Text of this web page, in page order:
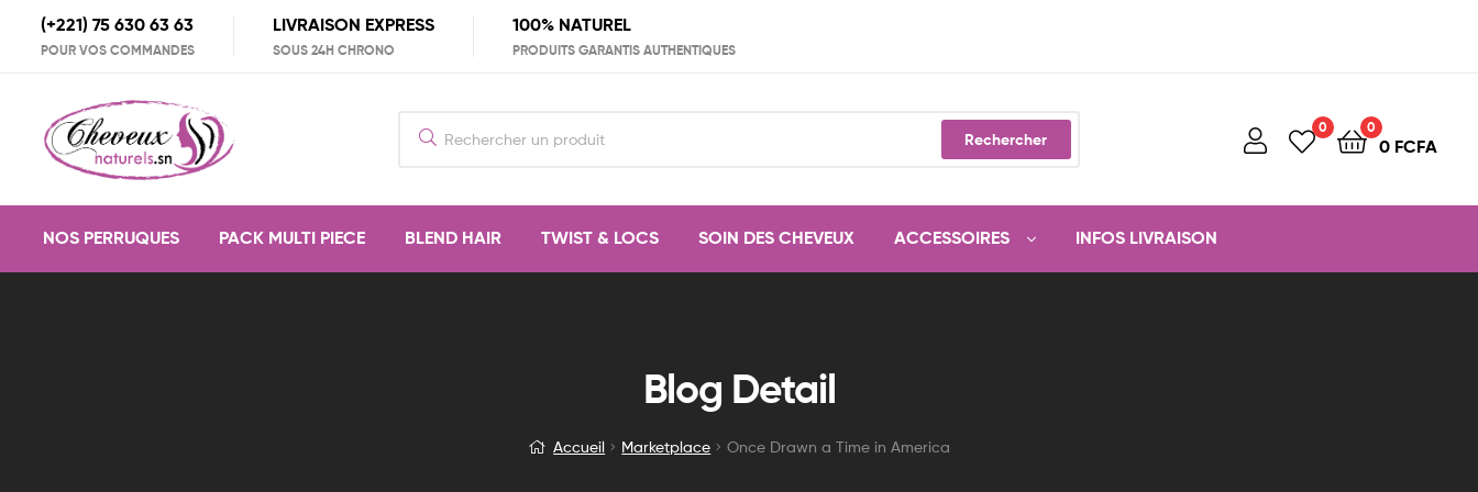
(+221) 75 630 63 63
POUR VOS COMMANDES
LIVRAISON EXPRESS
SOUS 24H CHRONO
100% NATUREL
PRODUITS GARANTIS AUTHENTIQUES
for:
Rechercher
0 0
0 FCFA
NOS PERRUQUES PACK MULTI PIECE BLEND HAIR TWIST & LOCS SOIN DES CHEVEUX ACCESSOIRES INFOS LIVRAISON
Once
Drawn
Blog Detail
Accueil Marketplace Once Drawn a Time in America